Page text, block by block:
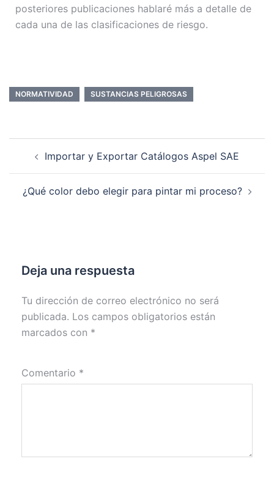
posteriores publicaciones hablaré más a detalle de
cada una de las clasificaciones de riesgo.
NORMATIVIDAD SUSTANCIAS PELIGROSAS
Importar y Exportar Catálogos Aspel SAE
¿Qué color debo elegir para pintar mi proceso?
Deja una respuesta
Tu dirección de correo electrónico no será
publicada. Los campos obligatorios están
marcados con *
Comentario *